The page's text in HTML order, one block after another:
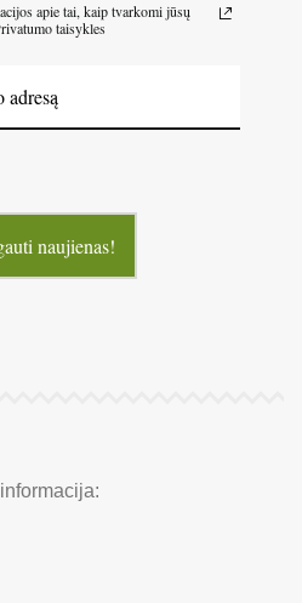
apie tai, kaip tvarkomi jūsų
taisykles
naujienas!